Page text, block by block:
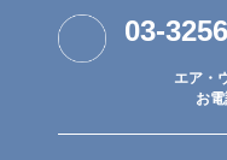
03-
エア・
お